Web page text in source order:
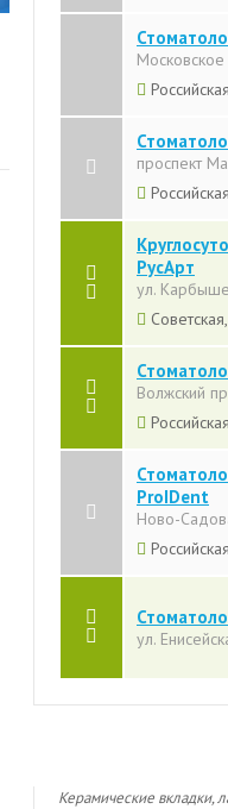
Российская
проспект
Российская
РусАрт
ул.
Волжский
Российская
ProIDent
Ново-
Российская
ул.
Керамические вкладки,